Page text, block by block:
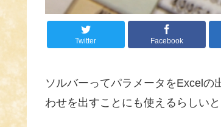
Twitter Facebook
ソルバーってパラメータをExcelの
わせを出すことにも使えるらしいと